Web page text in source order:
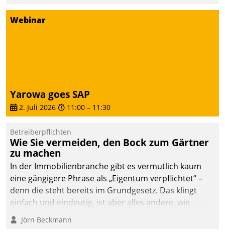
Webinar
Yarowa goes SAP
2. Juli 2026 11:00 – 11:30
Betreiberpflichten
Wie Sie vermeiden, den Bock zum Gärtner
zu machen
In der Immobilienbranche gibt es vermutlich kaum
eine gängigere Phrase als „Eigentum verpflichtet“ –
denn die steht bereits im Grundgesetz. Das klingt
einfach und eindeutig, ist aber alles andere, wie
Branchenbeschäftigte wissen. Denn mit der
Verantwortung folgen Verpflichtungen.
Jörn Beckmann